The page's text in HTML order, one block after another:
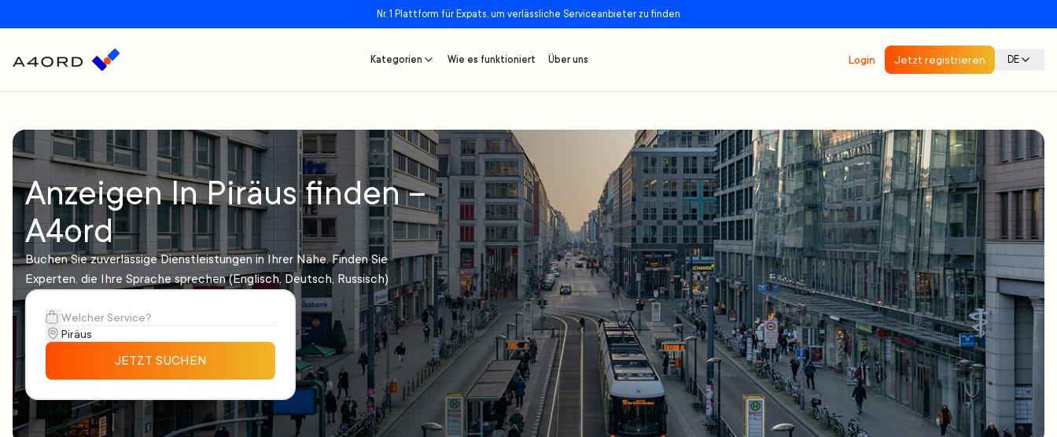
Nr. 1 Plattform für Expats, um verlässliche Serviceanbieter zu finden
Kategorien Wie es funktioniert Über uns Login Jetzt registrieren DE
Anzeigen In Piräus finden –
A4ord
Buchen Sie zuverlässige Dienstleistungen in Ihrer Nähe. Finden Sie
Experten, die Ihre Sprache sprechen (Englisch, Deutsch, Russisch)
JETZT SUCHEN